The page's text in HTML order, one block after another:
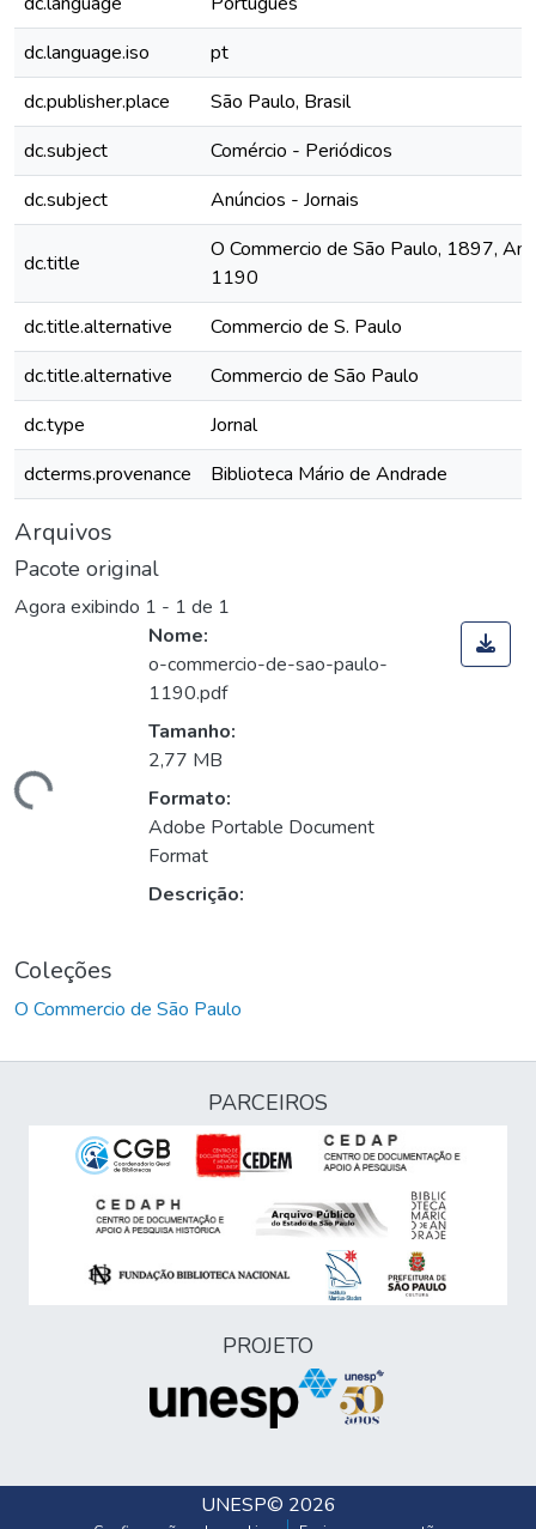
dc.language.iso
pt
dc.publisher.place
São Paulo, Brasil
dc.subject
Comércio - Periódicos
dc.subject
Anúncios - Jornais
dc.title
O Commercio de São Paulo, 1897,
1190
dc.title.alternative
Commercio de S. Paulo
dc.title.alternative
Commercio de São Paulo
dc.type
Jornal
dcterms.provenance
Biblioteca Mário de Andrade
Arquivos
Pacote original
Agora exibindo 1 - 1 de 1
Nome:
o-commercio-de-sao-paulo-
1190.pdf
Tamanho:
2,77 MB
Formato:
Adobe Portable Document
Format
Descrição:
Coleções
O Commercio de São Paulo
PARCEIROS
PROJETO
UNESP© 2026